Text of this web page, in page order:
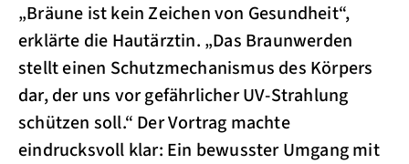
„Bräune ist kein Zeichen von Gesundheit“,
erklärte die Hautärztin. „Das Braunwerden
stellt einen Schutzmechanismus des Körpers
dar, der uns vor gefährlicher UV-Strahlung
schützen soll.“ Der Vortrag machte
eindrucksvoll klar: Ein bewusster Umgang mit